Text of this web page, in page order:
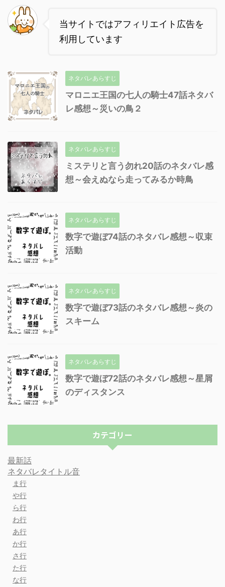
当サイトではアフィリエイト広告を
利用しています
ネタバレあらすじ
マロニエ王国の七人の騎士47話ネタバ
レ感想～災いの鳥２
ネタバレあらすじ
ミステリと言う勿れ20話のネタバレ感
想～会えぬなら走ってみるか時鳥
ネタバレあらすじ
数字で遊ぼ74話のネタバレ感想～収束
活動
ネタバレあらすじ
数字で遊ぼ73話のネタバレ感想～炎の
スキーム
ネタバレあらすじ
数字で遊ぼ72話のネタバレ感想～星屑
のディスタンス
カテゴリー
最新話
ネタバレタイトル音
ま行
や行
ら行
わ行
あ行
か行
さ行
た行
な行